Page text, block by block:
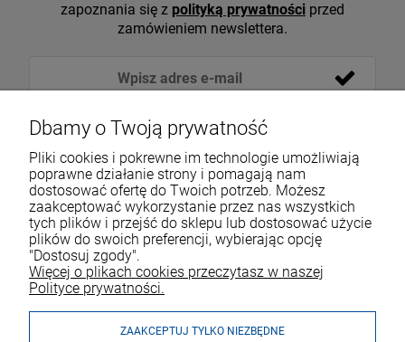
zapoznania się z polityką prywatności przed
zamówieniem newslettera.
VOICESHOP.PL
ZAKUPY
Dbamy o Twoją prywatność
Pliki cookies i pokrewne im technologie umożliwiają
poprawne działanie strony i pomagają nam
dostosować ofertę do Twoich potrzeb. Możesz
zaakceptować wykorzystanie przez nas wszystkich
tych plików i przejść do sklepu lub dostosować użycie
plików do swoich preferencji, wybierając opcję
"Dostosuj zgody".
Więcej o plikach cookies przeczytasz w naszej
Polityce prywatności.
ZAAKCEPTUJ TYLKO NIEZBĘDNE